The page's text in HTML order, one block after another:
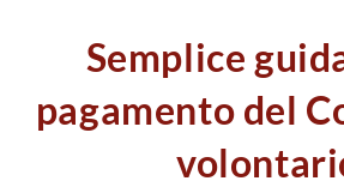
Semplice
pagamento del